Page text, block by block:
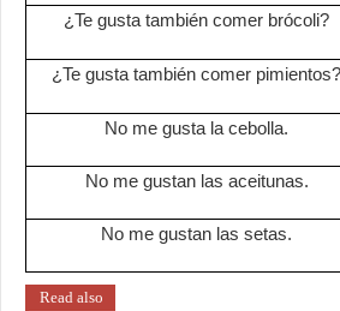
¿Te gusta también comer brócoli?
¿Te gusta también comer pimientos?
No me gusta la cebolla.
No me gustan las aceitunas.
No me gustan las setas.
Read also